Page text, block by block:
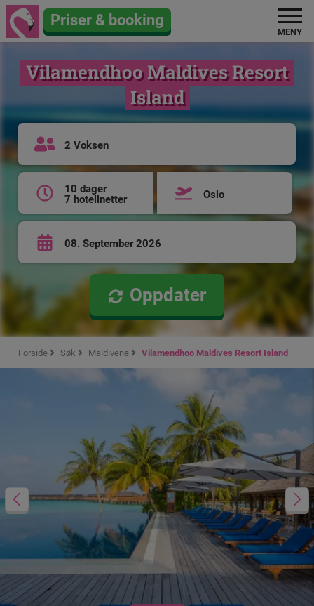
Priser & booking
MENY
Vilamendhoo Maldives Resort
Island
2 Voksen
10 dager
7 hotellnetter
Oslo
08. September 2026
Oppdater
Forside Søk Maldivene Vilamendhoo Maldives Resort Island